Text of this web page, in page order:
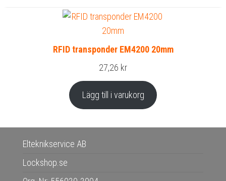
RFID transponder EM4200 20mm
27,26 kr
Lägg till i varukorg
Elteknikservice AB
Lockshop.se